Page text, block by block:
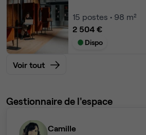
15 postes • 98 m²
2 504 €
Dispo
Voir tout
Gestionnaire de l'espace
Camille